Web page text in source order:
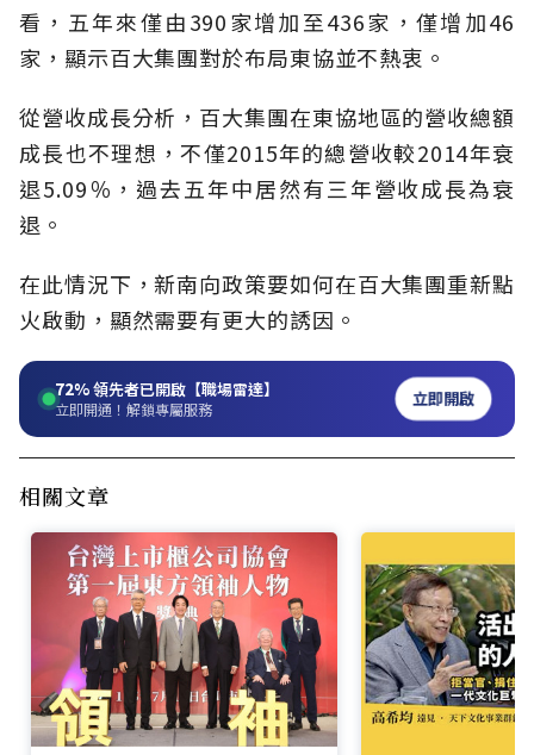
看，五年來僅由390家增加至436家，僅增加46
家，顯示百大集團對於布局東協並不熱衷。
從營收成長分析，百大集團在東協地區的營收總額
成長也不理想，不僅2015年的總營收較2014年衰
退5.09％，過去五年中居然有三年營收成長為衰
退。
在此情況下，新南向政策要如何在百大集團重新點
火啟動，顯然需要有更大的誘因。
72%領先者已開啟【職場雷達】
立即開通！解鎖專屬服務 立即開啟
相關文章